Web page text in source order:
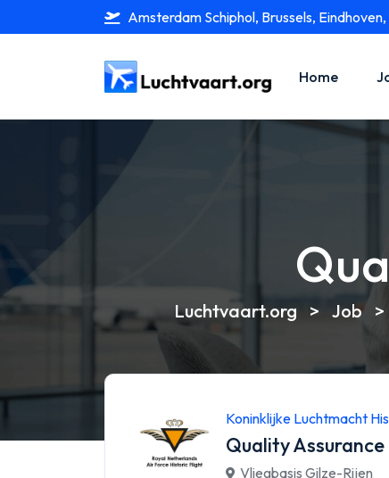
Amsterdam Schiphol, Brussels,
Home
Luchtvaart.org > Job >
Koninklijke Luchtmacht
Quality
Vliegbasis Gilze-Rijen